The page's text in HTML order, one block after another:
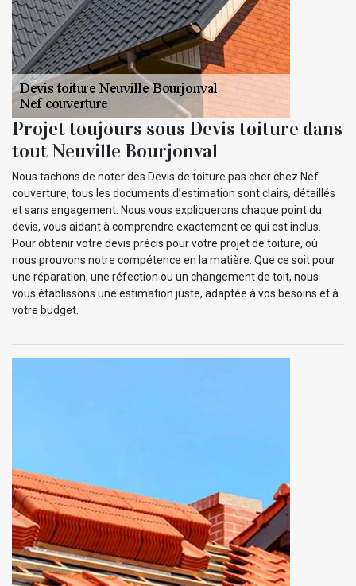
Projet toujours sous Devis toiture dans
tout Neuville Bourjonval
Nous tachons de noter des Devis de toiture pas cher chez Nef
couverture, tous les documents d’estimation sont clairs, détaillés
et sans engagement. Nous vous expliquerons chaque point du
devis, vous aidant à comprendre exactement ce qui est inclus.
Pour obtenir votre devis précis pour votre projet de toiture, où
nous prouvons notre compétence en la matière. Que ce soit pour
une réparation, une réfection ou un changement de toit, nous
vous établissons une estimation juste, adaptée à vos besoins et à
votre budget.